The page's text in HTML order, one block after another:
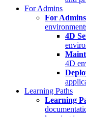
For Admins
For Admins
4D
4D
Learning Paths
Learning